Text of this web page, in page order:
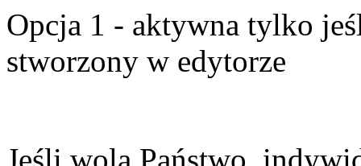
Opcja 1 - aktywna tylko
stworzony w edytorze